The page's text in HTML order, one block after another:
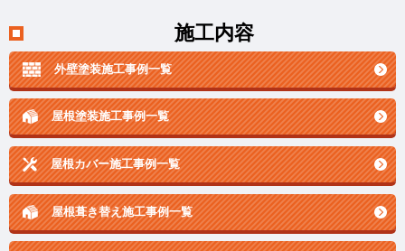
施工内容
外壁塗装施工事例一覧
屋根塗装施工事例一覧
屋根カバー施工事例一覧
屋根葺き替え施工事例一覧